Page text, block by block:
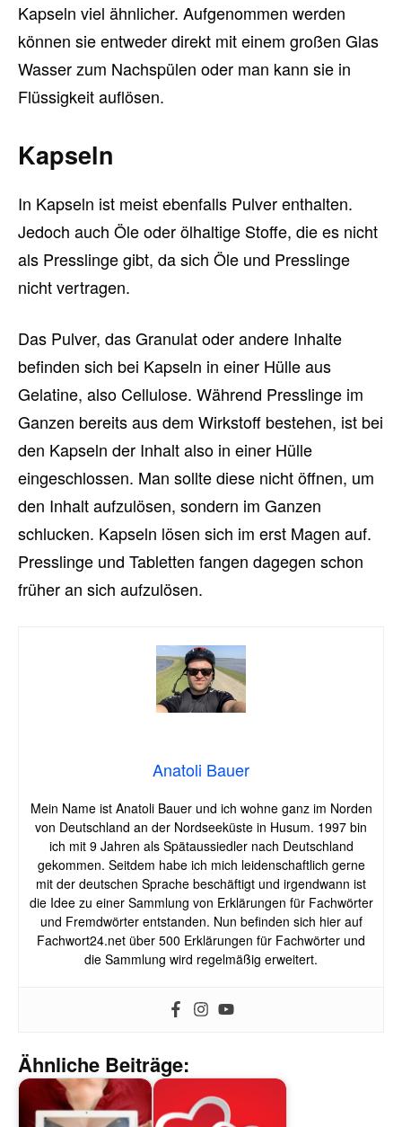
Kapseln viel ähnlicher. Aufgenommen werden
können sie entweder direkt mit einem großen Glas
Wasser zum Nachspülen oder man kann sie in
Flüssigkeit auflösen.
Kapseln
In Kapseln ist meist ebenfalls Pulver enthalten.
Jedoch auch Öle oder ölhaltige Stoffe, die es nicht
als Presslinge gibt, da sich Öle und Presslinge
nicht vertragen.
Das Pulver, das Granulat oder andere Inhalte
befinden sich bei Kapseln in einer Hülle aus
Gelatine, also Cellulose. Während Presslinge im
Ganzen bereits aus dem Wirkstoff bestehen, ist bei
den Kapseln der Inhalt also in einer Hülle
eingeschlossen. Man sollte diese nicht öffnen, um
den Inhalt aufzulösen, sondern im Ganzen
schlucken. Kapseln lösen sich im erst Magen auf.
Presslinge und Tabletten fangen dagegen schon
früher an sich aufzulösen.
Anatoli Bauer
Mein Name ist Anatoli Bauer und ich wohne ganz im Norden
von Deutschland an der Nordseeküste in Husum. 1997 bin
ich mit 9 Jahren als Spätaussiedler nach Deutschland
gekommen. Seitdem habe ich mich leidenschaftlich gerne
mit der deutschen Sprache beschäftigt und irgendwann ist
die Idee zu einer Sammlung von Erklärungen für Fachwörter
und Fremdwörter entstanden. Nun befinden sich hier auf
Fachwort24.net über 500 Erklärungen für Fachwörter und
die Sammlung wird regelmäßig erweitert.
Ähnliche Beiträge: